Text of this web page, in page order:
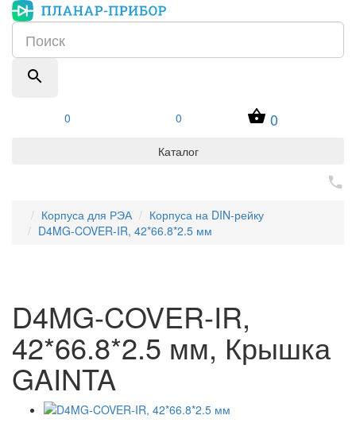
0 0 0
Каталог
Корпуса для РЭА
Корпуса на DIN-рейку
D4MG-COVER-IR, 42*66.8*2.5 мм
D4MG-COVER-IR,
42*66.8*2.5 мм, Крышка
GAINTA